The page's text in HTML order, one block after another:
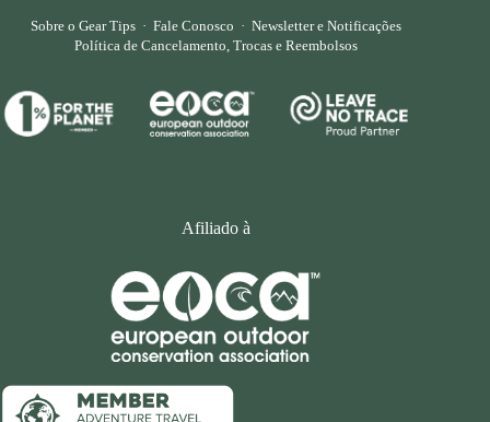
Sobre o Gear Tips· Fale Conosco · Newsletter e Notificações
Política de Cancelamento, Trocas e Reembolsos
Afiliado à